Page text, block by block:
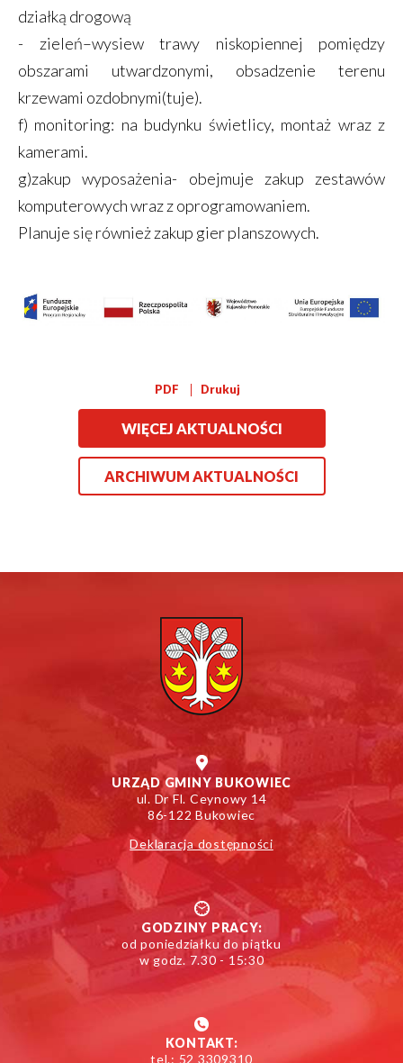
działką drogową
- zieleń–wysiew trawy niskopiennej pomiędzy
obszarami utwardzonymi, obsadzenie terenu
krzewami ozdobnymi(tuje).
f) monitoring: na budynku świetlicy, montaż wraz z
kamerami.
g)zakup wyposażenia- obejmuje zakup zestawów
komputerowych wraz z oprogramowaniem.
Planuje się również zakup gier planszowych.
PDF Drukuj
WIĘCEJ AKTUALNOŚCI
ARCHIWUM AKTUALNOŚCI
URZĄD GMINY BUKOWIEC
ul. Dr Fl. Ceynowy 14
86-122 Bukowiec
Deklaracja dostępności
GODZINY PRACY:
od poniedziałku do piątku
w godz. 7.30 - 15:30
KONTAKT:
tel.: 52 3309310